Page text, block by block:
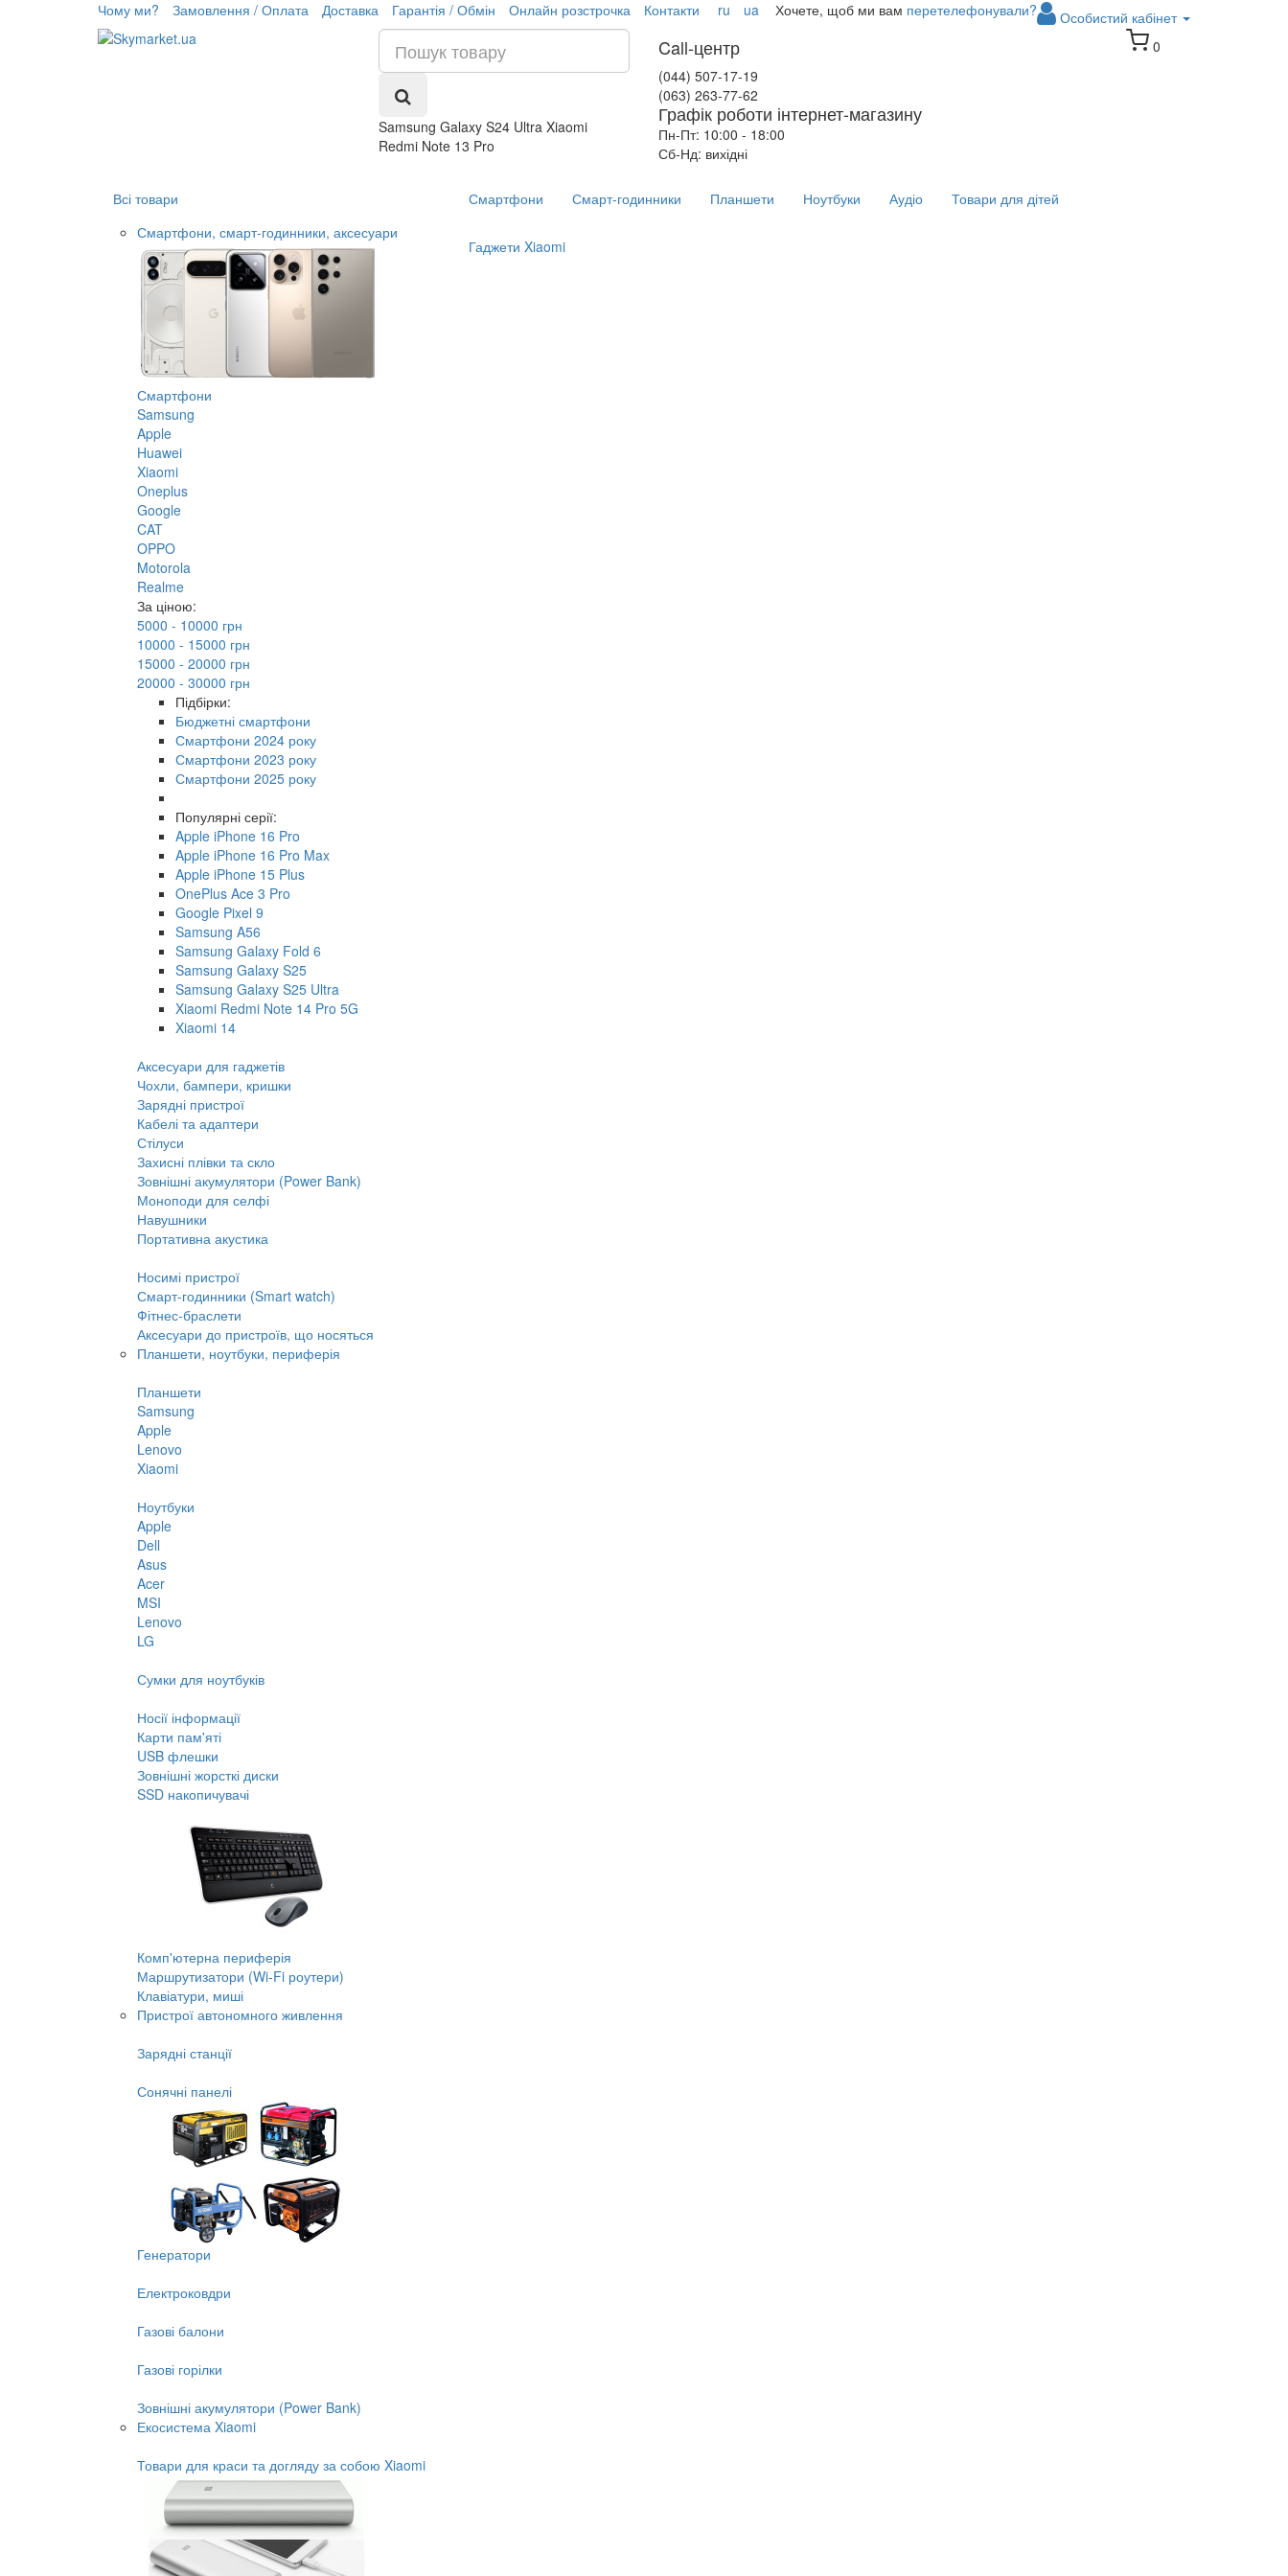
Чому ми? Замовлення / Оплата Доставка Гарантія / Обмін Онлайн розстрочка Контакти ru ua Особистий кабінет
Хочете, щоб ми вам перетелефонували?
Samsung Galaxy S24 Ultra Xiaomi
Redmi Note 13 Pro
Call-центр
(044) 507-17-19
(063) 263-77-62
Графік роботи інтернет-магазину
Пн-Пт: 10:00 - 18:00
Сб-Нд: вихідні
0
Всі товари
Смартфони, смарт-годинники, аксесуари
Смартфони
Samsung
Apple
Huawei
Xiaomi
Oneplus
Google
CAT
OPPO
Motorola
Realme
За ціною:
5000 - 10000 грн
10000 - 15000 грн
15000 - 20000 грн
20000 - 30000 грн
Підбірки:
Бюджетні смартфони
Смартфони 2024 року
Смартфони 2023 року
Смартфони 2025 року
Популярні серії:
Apple iPhone 16 Pro
Apple iPhone 16 Pro Max
Apple iPhone 15 Plus
OnePlus Ace 3 Pro
Google Pixel 9
Samsung A56
Samsung Galaxy Fold 6
Samsung Galaxy S25
Samsung Galaxy S25 Ultra
Xiaomi Redmi Note 14 Pro 5G
Xiaomi 14
Аксесуари для гаджетів
Чохли, бампери, кришки
Зарядні пристрої
Кабелі та адаптери
Стілуси
Захисні плівки та скло
Зовнішні акумулятори (Power Bank)
Моноподи для селфі
Навушники
Портативна акустика
Носимі пристрої
Смарт-годинники (Smart watch)
Фітнес-браслети
Аксесуари до пристроїв, що носяться
Планшети, ноутбуки, периферія
Планшети
Samsung
Apple
Lenovo
Xiaomi
Ноутбуки
Apple
Dell
Asus
Acer
MSI
Lenovo
LG
Сумки для ноутбуків
Носії інформації
Карти пам'яті
USB флешки
Зовнішні жорсткі диски
SSD накопичувачі
Комп'ютерна периферія
Маршрутизатори (Wi-Fi роутери)
Клавіатури, миші
Пристрої автономного живлення
Зарядні станції
Сонячні панелі
Генератори
Електроковдри
Газові балони
Газові горілки
Зовнішні акумулятори (Power Bank)
Екосистема Xiaomi
Товари для краси та догляду за собою Xiaomi
Смартфони Смарт-годинники Планшети Ноутбуки Аудіо Товари для дітей
Гаджети Xiaomi